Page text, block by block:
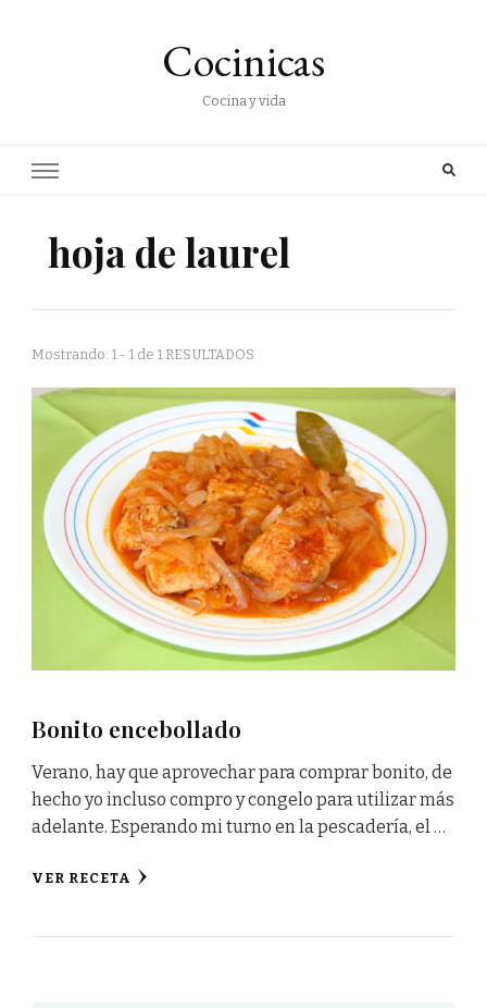
Cocinicas
Cocina y vida
hoja de laurel
Mostrando: 1 - 1 de 1 RESULTADOS
Bonito encebollado
Verano, hay que aprovechar para comprar bonito, de
hecho yo incluso compro y congelo para utilizar más
adelante. Esperando mi turno en la pescadería, el …
VER RECETA